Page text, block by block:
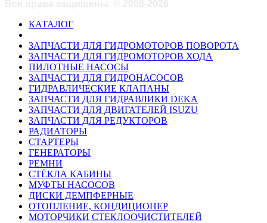
КАТАЛОГ
ЗАПЧАСТИ ДЛЯ ГИДРОМОТОРОВ ПОВОРОТА
ЗАПЧАСТИ ДЛЯ ГИДРОМОТОРОВ ХОДА
ПИЛОТНЫЕ НАСОСЫ
ЗАПЧАСТИ ДЛЯ ГИДРОНАСОСОВ
ГИДРАВЛИЧЕСКИЕ КЛАПАНЫ
ЗАПЧАСТИ ДЛЯ ГИДРАВЛИКИ DEKA
ЗАПЧАСТИ ДЛЯ ДВИГАТЕЛЕЙ ISUZU
ЗАПЧАСТИ ДЛЯ РЕДУКТОРОВ
РАДИАТОРЫ
СТАРТЕРЫ
ГЕНЕРАТОРЫ
РЕМНИ
СТЁКЛА КАБИНЫ
МУФТЫ НАСОСОВ
ДИСКИ ДЕМПФЕРНЫЕ
ОТОПЛЕНИЕ, КОНДИЦИОНЕР
МОТОРЧИКИ СТЕКЛООЧИСТИТЕЛЕЙ